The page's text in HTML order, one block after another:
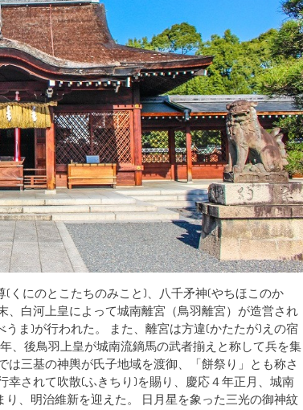
くにのとこたちのみこと)、八千矛神(やちほこのか
白河上皇によって城南離宮（鳥羽離宮）が造営され
ま)が行われた。 また、離宮は方違(かたたが)えの宿
、後鳥羽上皇が城南流鏑馬の武者揃えと称して兵を集
三基の神輿が氏子地域を渡御、「餅祭り」とも称さ
されて吹散(ふきちり)を賜り、慶応４年正月、城南
、明治維新を迎えた。 日月星を象った三光の御神紋